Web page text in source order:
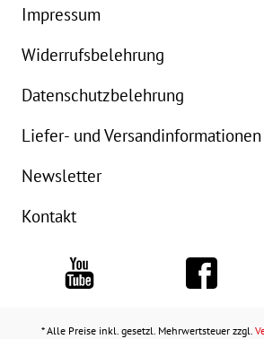
Impressum
Widerrufsbelehrung
Datenschutzbelehrung
Liefer- und Versandinformationen
Newsletter
Kontakt
* Alle Preise inkl. gesetzl. Mehrwertsteuer zzgl.